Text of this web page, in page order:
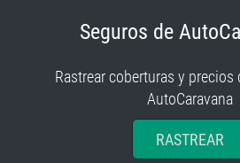
Seguros de
Rastrear coberturas y precios
AutoCaravana
RASTREAR